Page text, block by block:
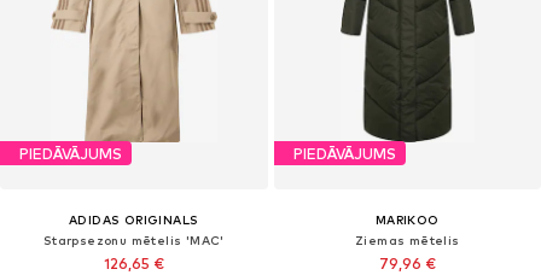
PIEDĀVĀJUMS
ADIDAS ORIGINALS
Starpsezonu mētelis 'MAC'
126,65 €
PIEDĀVĀJUMS
MARIKOO
Ziemas mētelis
79,96 €